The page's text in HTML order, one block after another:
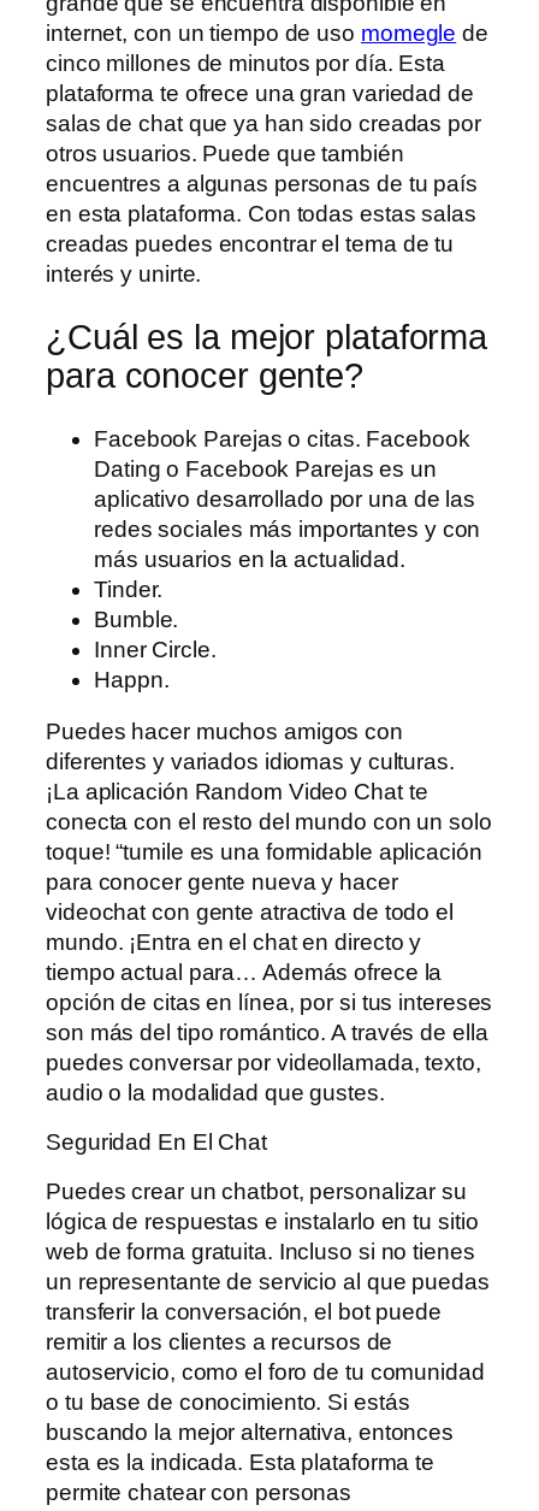
internet, con un tiempo de uso momegle de
cinco millones de minutos por día. Esta
plataforma te ofrece una gran variedad de
salas de chat que ya han sido creadas por
otros usuarios. Puede que también
encuentres a algunas personas de tu país
en esta plataforma. Con todas estas salas
creadas puedes encontrar el tema de tu
interés y unirte.
¿Cuál es la mejor plataforma
para conocer gente?
Facebook Parejas o citas. Facebook
Dating o Facebook Parejas es un
aplicativo desarrollado por una de las
redes sociales más importantes y con
más usuarios en la actualidad.
Tinder.
Bumble.
Inner Circle.
Happn.
Puedes hacer muchos amigos con
diferentes y variados idiomas y culturas.
¡La aplicación Random Video Chat te
conecta con el resto del mundo con un solo
toque! “tumile es una formidable aplicación
para conocer gente nueva y hacer
videochat con gente atractiva de todo el
mundo. ¡Entra en el chat en directo y
tiempo actual para… Además ofrece la
opción de citas en línea, por si tus intereses
son más del tipo romántico. A través de ella
puedes conversar por videollamada, texto,
audio o la modalidad que gustes.
Seguridad En El Chat
Puedes crear un chatbot, personalizar su
lógica de respuestas e instalarlo en tu sitio
web de forma gratuita. Incluso si no tienes
un representante de servicio al que puedas
transferir la conversación, el bot puede
remitir a los clientes a recursos de
autoservicio, como el foro de tu comunidad
o tu base de conocimiento. Si estás
buscando la mejor alternativa, entonces
esta es la indicada. Esta plataforma te
permite chatear con personas